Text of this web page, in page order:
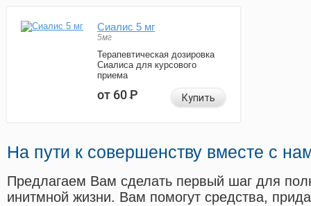
Сиалис 5 мг
5мг
Терапевтическая дозировка
Сиалиса для курсового
приема
от 60Р Купить
На пути к совершенству вместе с
Предлагаем Вам сделать первый шаг для
инитмной жизни. Вам помогут средства,